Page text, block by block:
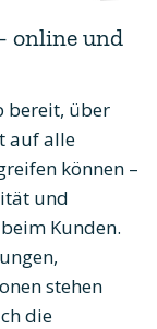
online und
bereit, über
auf alle
können –
und
Kunden.
stehen
die